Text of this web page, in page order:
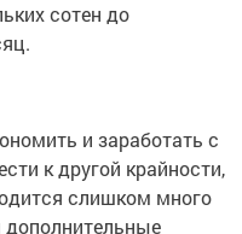
сотен до
и заработать с
к другой крайности,
слишком много
дополнительные